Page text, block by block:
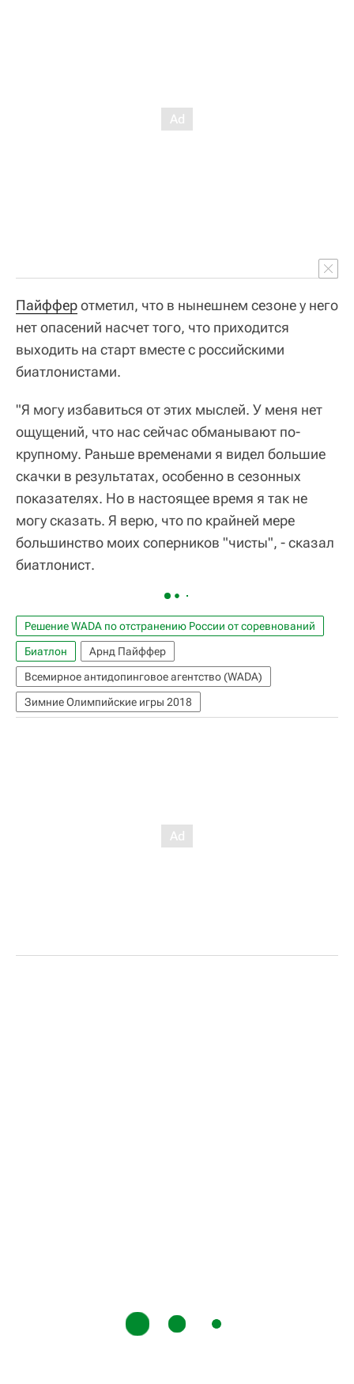
Пайфферотметил, что в нынешнем сезоне у него
нет опасений насчет того, что приходится
выходить на старт вместе с российскими
биатлонистами.
"Я могу избавиться от этих мыслей. У меня нет
ощущений, что нас сейчас обманывают по-
крупному. Раньше временами я видел большие
скачки в результатах, особенно в сезонных
показателях. Но в настоящее время я так не
могу сказать. Я верю, что по крайней мере
большинство моих соперников "чисты", - сказал
биатлонист.
Решение WADA по отстранению России от соревнований
Биатлон
Арнд Пайффер
Всемирное антидопинговое агентство (WADA)
Зимние Олимпийские игры 2018